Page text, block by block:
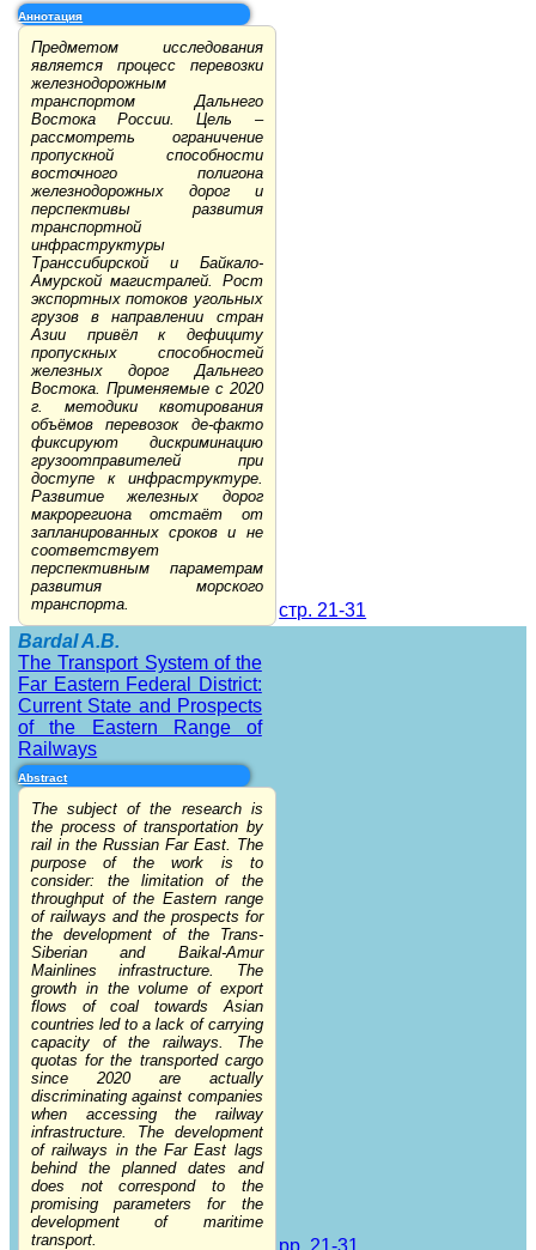
Аннотация
Предметом исследования
является процесс перевозки
железнодорожным
транспортом Дальнего
Востока России. Цель –
рассмотреть ограничение
пропускной способности
восточного полигона
железнодорожных дорог и
перспективы развития
транспортной
инфраструктуры
Транссибирской и Байкало-
Амурской магистралей. Рост
экспортных потоков угольных
грузов в направлении стран
Азии привёл к дефициту
пропускных способностей
железных дорог Дальнего
Востока. Применяемые с 2020
г. методики квотирования
объёмов перевозок де-факто
фиксируют дискриминацию
грузоотправителей при
доступе к инфраструктуре.
Развитие железных дорог
макрорегиона отстаёт от
запланированных сроков и не
соответствует
перспективным параметрам
развития морского
транспорта.
стр. 21-31
Bardal A.B.
The Transport System of the
Far Eastern Federal District:
Current State and Prospects
of the Eastern Range of
Railways
Abstract
The subject of the research is
the process of transportation by
rail in the Russian Far East. The
purpose of the work is to
consider: the limitation of the
throughput of the Eastern range
of railways and the prospects for
the development of the Trans-
Siberian and Baikal-Amur
Mainlines infrastructure. The
growth in the volume of export
flows of coal towards Asian
countries led to a lack of carrying
capacity of the railways. The
quotas for the transported cargo
since 2020 are actually
discriminating against companies
when accessing the railway
infrastructure. The development
of railways in the Far East lags
behind the planned dates and
does not correspond to the
promising parameters for the
development of maritime
transport.